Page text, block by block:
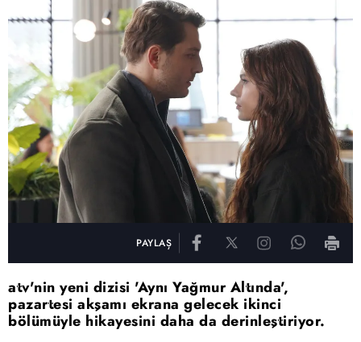
PAYLAŞ
atv'nin yeni dizisi 'Aynı Yağmur Altında',
pazartesi akşamı ekrana gelecek ikinci
bölümüyle hikayesini daha da derinleştiriyor.